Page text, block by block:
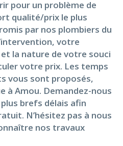
pour un problème de
qualité/prix le plus
par nos plombiers du
votre
la nature de votre souci
votre prix. Les temps
vous sont proposés,
à Amou. Demandez-nous
brefs délais afin
N’hésitez pas à nous
nos travaux